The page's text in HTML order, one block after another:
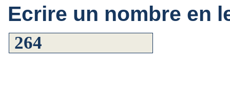
Ecrire un nombre en